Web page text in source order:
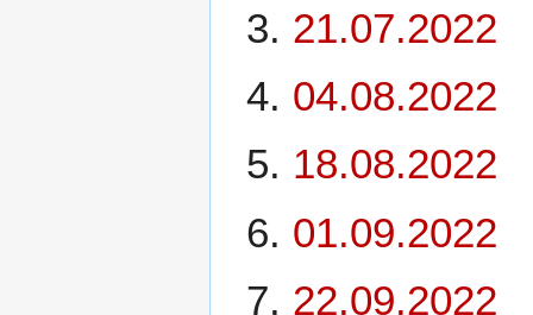
21.07.2022
04.08.2022
18.08.2022
01.09.2022
22.09.2022